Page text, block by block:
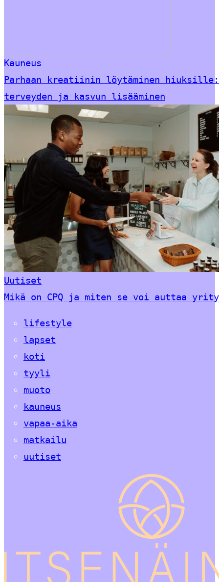
Kauneus
Parhaan kreatiinin löytäminen
terveyden ja kasvun lisääminen
Uutiset
Mikä on CPQ ja miten se voi auttaa
lifestyle
lapset
koti
tyyli
muoto
kauneus
vapaa-aika
matkailu
uutiset